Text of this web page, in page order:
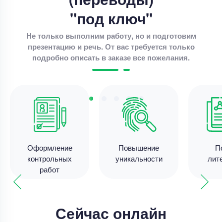
"под ключ"
Не только выполним работу, но и подготовим
презентацию и речь. От вас требуется только
подробно описать в заказе все пожелания.
Оформление
контрольных
работ
Повышение
уникальности
Сейчас онлайн
Цена4200 ₽
Контрольная работа
Контрольная работа – Психологические
принципы делового общения
Срок выполнения
Контрольная работа
Объясните, какие факторы влияют на
отрицательного правосознания в обществе.